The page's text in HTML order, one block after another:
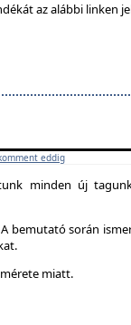
az alábbi linken
eddig
minden új
bemutató során
miatt.